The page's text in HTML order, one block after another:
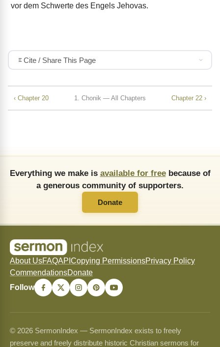
vor dem Schwerte des Engels Jehovas.
Cite / Share This Page
‹ Chapter 20 1. Chonik — All Chapters Chapter 22 ›
Everything we make is available for freebecause of
a generous community of supporters.
Donate
About UsFAQAPI Copying PermissionsPrivacy Policy
CommendationsDonate
Follow
© 2026 SermonIndex — SermonIndex exists to freely
preserve and freely distribute historic Christian sermons for